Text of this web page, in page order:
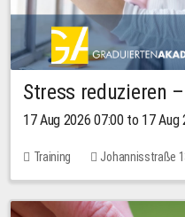
Stress reduzieren
17 Aug 2026 07:00 to 17 Aug
Training
Johannisstraße
1 place
10.00 EUR